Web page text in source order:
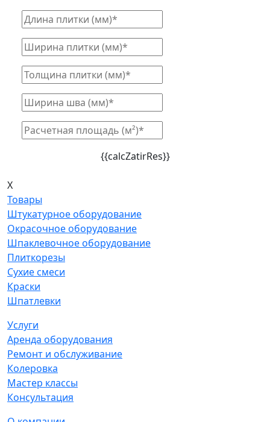
{{calcZatirRes}}
X
Товары
Штукатурное оборудование
Окрасочное оборудование
Шпаклевочное оборудование
Плиткорезы
Сухие смеси
Краски
Шпатлевки
Услуги
Аренда оборудования
Ремонт и обслуживание
Колеровка
Мастер классы
Консультация